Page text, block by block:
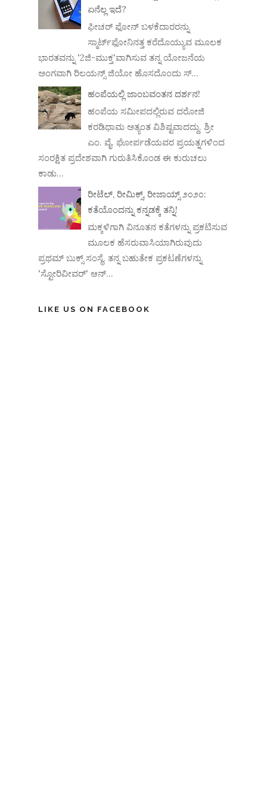
ಏನೆಲ್ಲ ಇದೆ?
ಫೀಚರ್ ಫೋನ್ ಬಳಕೆದಾರರನ್ನು
ಸ್ಮಾರ್ಟ್‌ಫೋನಿನತ್ತ ಕರೆದೊಯ್ಯುವ ಮೂಲಕ
ಭಾರತವನ್ನು '2ಜಿ-ಮುಕ್ತ'ವಾಗಿಸುವ ತನ್ನ ಯೋಜನೆಯ
ಅಂಗವಾಗಿ ರಿಲಯನ್ಸ್ ಜಿಯೋ ಹೊಸದೊಂದು ಸ್...
ಹಂಪೆಯಲ್ಲಿ ಜಾಂಬವಂತನ ದರ್ಶನ!
ಹಂಪೆಯ ಸಮೀಪದಲ್ಲಿರುವ ದರೋಜಿ
ಕರಡಿಧಾಮ ಅತ್ಯಂತ ವಿಶಿಷ್ಟವಾದದ್ದು. ಶ್ರೀ
ಎಂ. ವೈ. ಘೋರ್ಪಡೆಯವರ ಪ್ರಯತ್ನಗಳಿಂದ
ಸಂರಕ್ಷಿತ ಪ್ರದೇಶವಾಗಿ ಗುರುತಿಸಿಕೊಂಡ ಈ ಕುರುಚಲು
ಕಾಡು...
ರೀಟೆಲ್, ರೀಮಿಕ್ಸ್, ರೀಜಾಯ್ಸ್ ೨೦೨೦:
ಕತೆಯೊಂದನ್ನು ಕನ್ನಡಕ್ಕೆ ತನ್ನಿ!
ಮಕ್ಕಳಿಗಾಗಿ ವಿನೂತನ ಕತೆಗಳನ್ನು ಪ್ರಕಟಿಸುವ
ಮೂಲಕ ಹೆಸರುವಾಸಿಯಾಗಿರುವುದು
ಪ್ರಥಮ್ ಬುಕ್ಸ್ ಸಂಸ್ಥೆ. ತನ್ನ ಬಹುತೇಕ ಪ್ರಕಟಣೆಗಳನ್ನು
'ಸ್ಟೋರಿವೀವರ್' ಆನ್‌...
LIKE US ON FACEBOOK